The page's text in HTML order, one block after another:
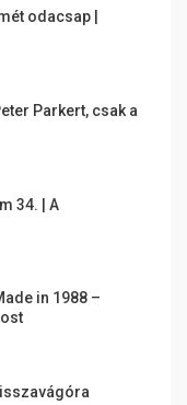
odacsap |
Parkert, csak a
34. | A
in 1988 –